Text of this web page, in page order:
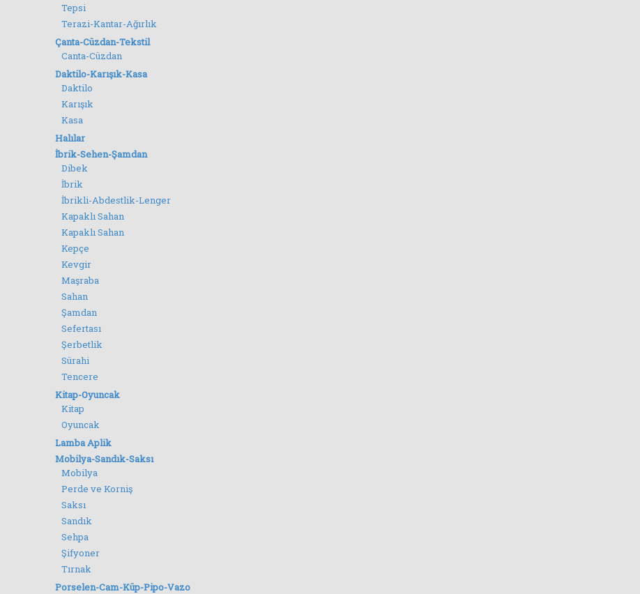
Tepsi
Terazi-Kantar-Ağırlık
Çanta-Cüzdan-Tekstil
Canta-Cüzdan
Daktilo-Karışık-Kasa
Daktilo
Karışık
Kasa
Halılar
İbrik-Sehen-Şamdan
Dibek
İbrik
İbrikli-Abdestlik-Lenger
Kapaklı Sahan
Kapaklı Sahan
Kepçe
Kevgir
Maşraba
Sahan
Şamdan
Sefertası
Şerbetlik
Sürahi
Tencere
Kitap-Oyuncak
Kitap
Oyuncak
Lamba Aplik
Mobilya-Sandık-Saksı
Mobilya
Perde ve Korniş
Saksı
Sandık
Sehpa
Şifyoner
Tırnak
Porselen-Cam-Küp-Pipo-Vazo